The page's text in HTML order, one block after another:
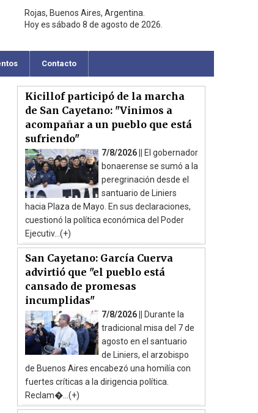
Rojas, Buenos Aires, Argentina.
Hoy es sábado 8 de agosto de 2026.
Contacto
Kicillof participó de la marcha
de San Cayetano: "Vinimos a
acompañar a un pueblo que está
sufriendo"
7/8/2026 ||
El gobernador
bonaerense se sumó a la
peregrinación desde el
santuario de Liniers
hacia Plaza de Mayo. En sus declaraciones,
cuestionó la política económica del Poder
Ejecutiv...(+)
San Cayetano: García Cuerva
advirtió que "el pueblo está
cansado de promesas
incumplidas"
7/8/2026 ||
Durante la
tradicional misa del 7 de
agosto en el santuario
de Liniers, el arzobispo
de Buenos Aires encabezó una homilía con
fuertes críticas a la dirigencia política.
Reclam�...(+)